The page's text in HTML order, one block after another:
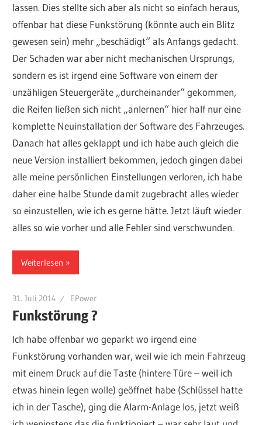
lassen. Dies stellte sich aber als nicht so einfach heraus,
offenbar hat diese Funkstörung (könnte auch ein Blitz
gewesen sein) mehr „beschädigt“ als Anfangs gedacht.
Der Schaden war aber nicht mechanischen Ursprungs,
sondern es ist irgend eine Software von einem der
unzähligen Steuergeräte „durcheinander“ gekommen,
die Reifen ließen sich nicht „anlernen“ hier half nur eine
komplette Neuinstallation der Software des Fahrzeuges.
Danach hat alles geklappt und ich habe auch gleich die
neue Version installiert bekommen, jedoch gingen dabei
alle meine persönlichen Einstellungen verloren, ich habe
daher eine halbe Stunde damit zugebracht alles wieder
so einzustellen, wie ich es gerne hätte. Jetzt läuft wieder
alles so wie vorher und alle Fehler sind verschwunden.
Weiterlesen
31. Juli 2014 EPower
Funkstörung ?
Ich habe offenbar wo geparkt wo irgend eine
Funkstörung vorhanden war, weil wie ich mein Fahrzeug
mit einem Druck auf die Taste (hintere Türe – weil ich
etwas hinein legen wolle) geöffnet habe (Schlüssel hatte
ich in der Tasche), ging die Alarm-Anlage los, jetzt weiß